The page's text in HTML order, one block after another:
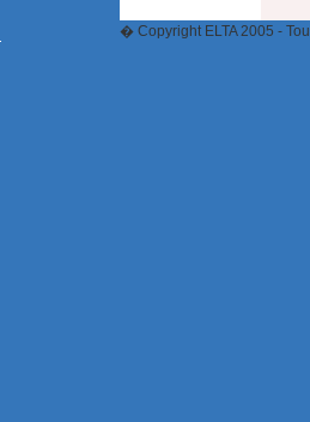
� Copyright ELTA 2005 -